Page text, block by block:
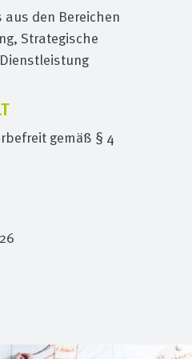
den Bereichen
Strategische
gemäß § 4